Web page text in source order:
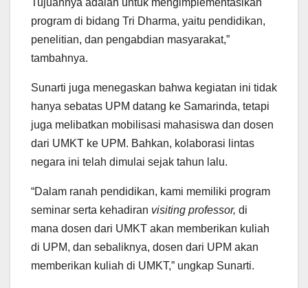
program di bidang Tri Dharma, yaitu pendidikan,
penelitian, dan pengabdian masyarakat,”
tambahnya.
Sunarti juga menegaskan bahwa kegiatan ini tidak
hanya sebatas UPM datang ke Samarinda, tetapi
juga melibatkan mobilisasi mahasiswa dan dosen
dari UMKT ke UPM. Bahkan, kolaborasi lintas
negara ini telah dimulai sejak tahun lalu.
“Dalam ranah pendidikan, kami memiliki program
seminar serta kehadiran visiting professor, di
mana dosen dari UMKT akan memberikan kuliah
di UPM, dan sebaliknya, dosen dari UPM akan
memberikan kuliah di UMKT,” ungkap Sunarti.